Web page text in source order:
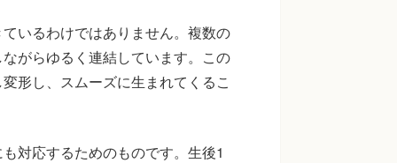
いるわけではありません。複数の
がらゆるく連結しています。この
形し、スムーズに生まれてくるこ
対応するためのものです。生後1